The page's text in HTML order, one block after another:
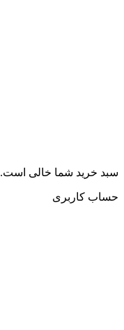
سبد خرید شما خالی است.
حساب کاربری